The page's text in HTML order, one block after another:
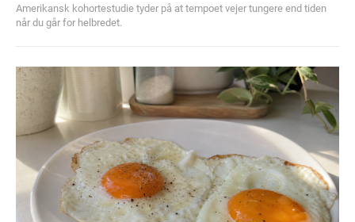
Amerikansk kohortestudie tyder på at tempoet vejer tungere end tiden
når du går for helbredet.